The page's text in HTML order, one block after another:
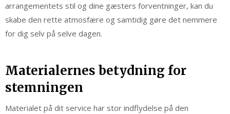
arrangementets stil og dine gæsters forventninger, kan du
skabe den rette atmosfære og samtidig gøre det nemmere
for dig selv på selve dagen.
Materialernes betydning for
stemningen
Materialet på dit service har stor indflydelse på den